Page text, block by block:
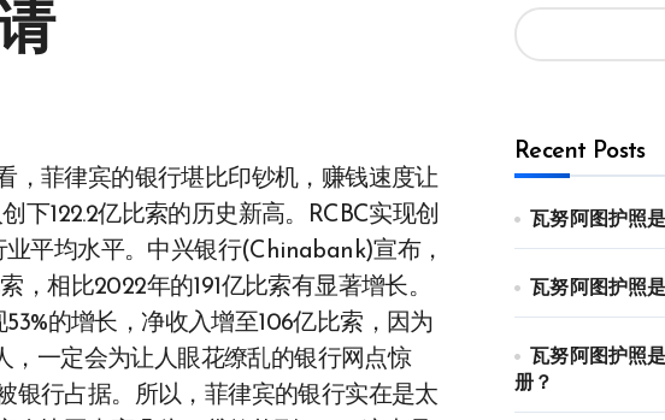
下122.2亿比索的历史新高。RCBC实现创
平均水平。中兴银行(Chinabank)宣布，
，相比2022年的191亿比索有显著增长。
的增长，净收入增至106亿比索，因为
，一定会为让人眼花缭乱的银行网点惊
银行占据。所以，菲律宾的银行实在是太
Recent Posts
瓦努阿图护照
瓦努阿图护照
瓦努阿图护照
册？